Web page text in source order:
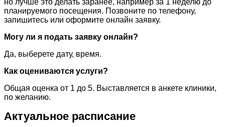
планируемого посещения. Позвоните по телефону,
запишитесь или оформите онлайн заявку.
Могу ли я подать заявку онлайн?
Да, выберете дату, время.
Как оцениваются услуги?
Общая оценка от 1 до 5. Выставляется в анкете клиники,
по желанию.
Актуальное расписание